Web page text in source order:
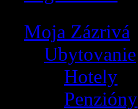
Moja Zázrivá
Ubytovanie
Hotely
Penzióny